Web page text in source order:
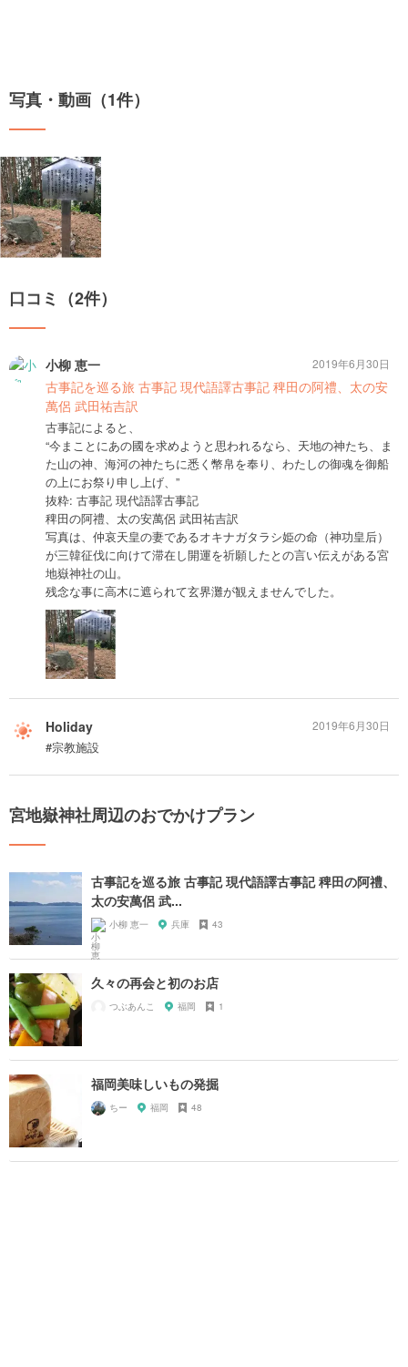
写真・動画（1件）
口コミ（2件）
小柳 恵一
古事記を巡る旅 古事記 現代語譯古事記 稗田の阿禮、太の安
萬侶 武田祐吉訳
古事記によると、
“今まことにあの國を求めようと思われるなら、天地の神たち、ま
た山の神、海河の神たちに悉く幣帛を奉り、わたしの御魂を御船
の上にお祭り申し上げ、”
抜粋: 古事記 現代語譯古事記
稗田の阿禮、太の安萬侶 武田祐吉訳
写真は、仲哀天皇の妻であるオキナガタラシ姫の命（神功皇后）
が三韓征伐に向けて滞在し開運を祈願したとの言い伝えがある宮
地嶽神社の山。
残念な事に高木に遮られて玄界灘が観えませんでした。
2019年6月30日
Holiday
#宗教施設
2019年6月30日
宮地嶽神社周辺のおでかけプラン
古事記を巡る旅 古事記 現代語譯古事記 稗田の阿禮、
太の安萬侶 武...
小柳 恵一 兵庫 43
久々の再会と初のお店
つぶあんこ 福岡 1
福岡美味しいもの発掘
ちー 福岡 48